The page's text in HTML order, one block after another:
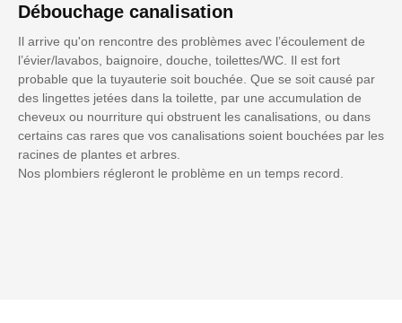
Débouchage canalisation
Il arrive qu'on rencontre des problèmes avec l’écoulement de
l’évier/lavabos, baignoire, douche, toilettes/WC. Il est fort
probable que la tuyauterie soit bouchée. Que se soit causé par
des lingettes jetées dans la toilette, par une accumulation de
cheveux ou nourriture qui obstruent les canalisations, ou dans
certains cas rares que vos canalisations soient bouchées par les
racines de plantes et arbres.
Nos plombiers régleront le problème en un temps record.